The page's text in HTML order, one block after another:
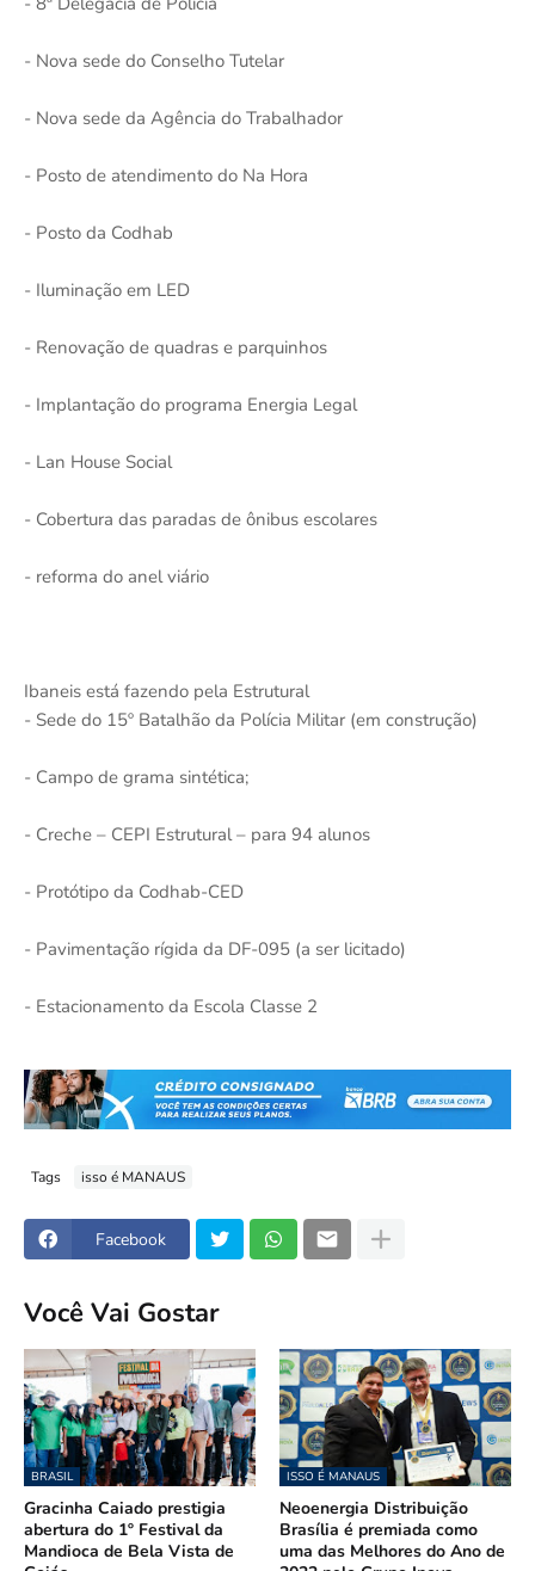
- Nova sede do Conselho Tutelar
- Nova sede da Agência do Trabalhador
- Posto de atendimento do Na Hora
- Posto da Codhab
- Iluminação em LED
- Renovação de quadras e parquinhos
- Implantação do programa Energia Legal
- Lan House Social
- Cobertura das paradas de ônibus escolares
- reforma do anel viário
Ibaneis está fazendo pela Estrutural
- Sede do 15º Batalhão da Polícia Militar (em construção)
- Campo de grama sintética;
- Creche – CEPI Estrutural – para 94 alunos
- Protótipo da Codhab-CED
- Pavimentação rígida da DF-095 (a ser licitado)
- Estacionamento da Escola Classe 2
Tags isso é MANAUS
Facebook
Você Vai Gostar
BRASIL
Gracinha Caiado prestigia
abertura do 1º Festival da
Mandioca de Bela Vista de
ISSO É MANAUS
Neoenergia Distribuição
Brasília é premiada como
uma das Melhores do Ano de